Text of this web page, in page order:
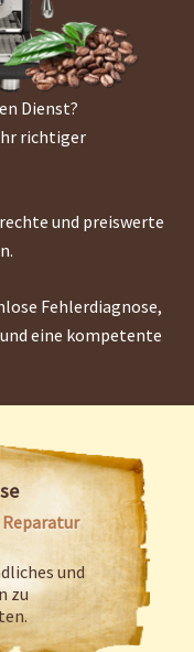
Dienst?
richtiger
und preiswerte
Fehlerdiagnose,
eine kompetente
Reparatur
und
zu